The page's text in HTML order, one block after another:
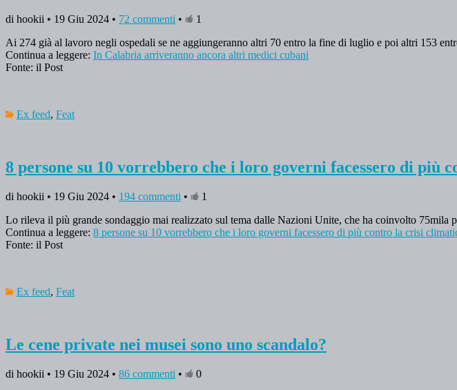
di hookii • 19 Giu 2024 • 72 commenti •
1
Ai 274 già al lavoro negli ospedali se ne aggiungeranno altri 70 entro la fine di luglio e poi altri 153
Continua a leggere: In Calabria arriveranno ancora altri medici cubani
Fonte: il Post
Ex feed, Feat
8 persone su 10 vorrebbero che i loro governi facessero di più
di hookii • 19 Giu 2024 • 194 commenti •
1
Lo rileva il più grande sondaggio mai realizzato sul tema dalle Nazioni Unite, che ha coinvolto 75mila
Continua a leggere: 8 persone su 10 vorrebbero che i loro governi facessero di più contro la crisi
Fonte: il Post
Ex feed, Feat
Le cene private nei musei sono uno scandalo?
di hookii • 19 Giu 2024 • 86 commenti •
0